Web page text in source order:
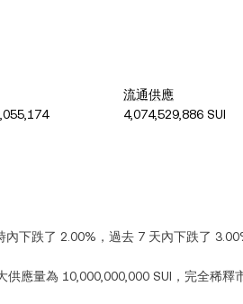
流通供應
4,074,529,886 SUI
內下跌了 2.00% ，過去 7 天內下跌了
供應量為 10,000,000,000 SUI ，完全稀釋